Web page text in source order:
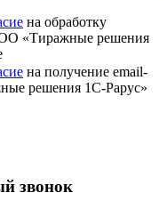
на обработку
«Тиражные решения
на получение email-
решения 1С-Рарус»
звонок